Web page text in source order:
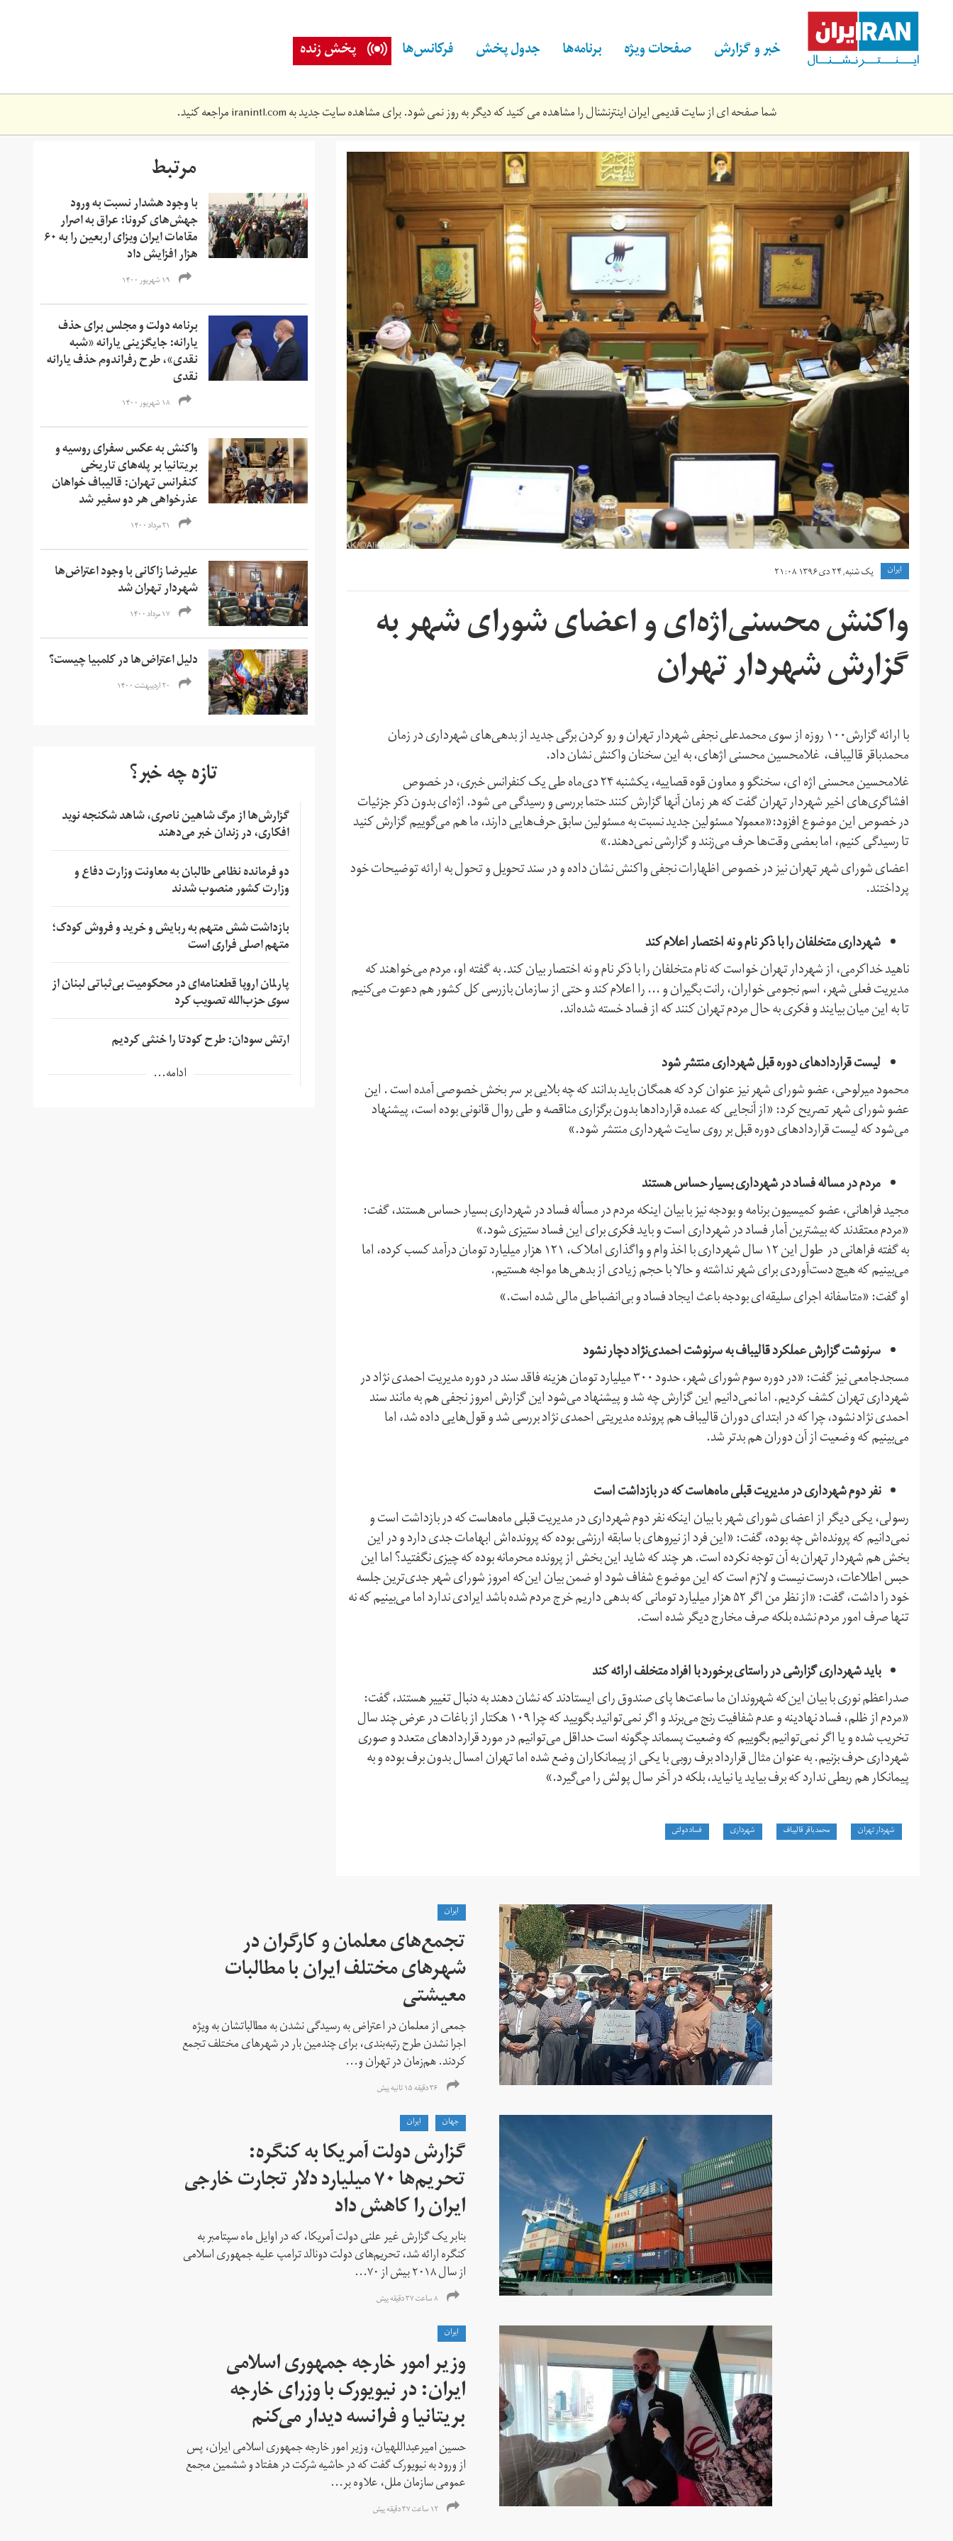
content خبر و گزارش صفحات ویژه برنامه‌ها جدول پخش فرکانس‌ها پخش زنده
شما صفحه ای از سایت قدیمی ایران اینترنشنال را مشاهده می کنید که دیگر به روز نمی شود. برای مشاهده سایت جدید بهiranintl.comمراجعه کنید.
415718_204.jpg
ايران یک شنبه, ۲۴ دی ۱۳۹۶ ۲۱:۰۸
واکنش محسنی‌اژه‌ای و اعضای شورای شهر به
گزارش شهردار تهران
با ارائه گزارش۱۰۰ روزه از سوی محمدعلی نجفی شهردار تهران و رو کردن برگی جدید از بدهی‌های شهرداری در زمان
محمدباقر قالیباف، غلامحسین محسنی اژهای، به این سخنان واکنش نشان داد.
غلامحسین محسنی اژه ای، سخنگو و معاون قوه قصاییه، یکشنبه ۲۴ دی‌ماه طی یک کنفرانس خبری، در خصوص
افشاگری‌های اخیر شهردار تهران گفت که هر زمان آنها گزارش کنند حتما بررسی و رسیدگی می شود. اژه‌ای بدون ذکر جزئیات
در خصوص این موضوع افزود:«معمولا مسئولین جدید نسبت به مسئولین سابق حرف‌هایی دارند، ما هم می‌گوییم گزارش کنید
تا رسیدگی کنیم، اما بعضی وقت‌ها حرف می‌زنند و گزارشی نمی‌دهند.»
اعضای شورای شهر تهران نیز در خصوص اظهارات نجفی واکنش نشان داده و در سند تحویل و تحول به ارائه توضیحات خود
پرداختند.
شهرداری متخلفان را با ذکر نام و نه اختصار اعلام کند
ناهید خداکرمی، از شهردار تهران خواست که نام متخلفان را با ذکر نام و نه اختصار بیان کند. به گفته او، مردم می‌خواهند که
مدیریت فعلی شهر، اسم نجومی خواران، رانت بگیران و ... را اعلام کند و حتی از سازمان بازرسی کل کشور هم دعوت می‌کنیم
تا به این میان بیایند و فکری به حال مردم تهران کنند که از فساد خسته شده‌اند.
لیست قراردادهای دوره قبل شهرداری منتشر شود
محمود میرلوحی، عضو شورای شهر نیز عنوان کرد که همگان باید بدانند که چه بلایی بر سر بخش خصوصی آمده است . این
عضو شورای شهر تصریح کرد: «از آنجایی که عمده قراردادها بدون برگزاری مناقصه و طی روال قانونی بوده است، پیشنهاد
می‌شود که لیست قراردادهای دوره قبل بر روی سایت شهرداری منتشر شود.»
مردم در مساله فساد در شهرداری بسیار حساس هستند
مجید فراهانی، عضو کمیسیون برنامه و بودجه نیز با بیان اینکه مردم در مسأله فساد در شهرداری بسیار حساس هستند، گفت:
«مردم معتقدند که بیشترین آمار فساد در شهرداری است و باید فکری برای این فساد ستیزی شود.»
به گفته فراهانی در طول این ۱۲ سال شهرداری با اخذ وام و واگذاری املاک، ۱۲۱ هزار میلیارد تومان درآمد کسب کرده، اما
می‌بینیم که هیچ دست‌آوردی برای شهر نداشته و حالا با حجم زیادی از بدهی‌ها مواجه هستیم.
او گفت: «متاسفانه اجرای سلیقه‌ای بودجه باعث ایجاد فساد و بی‌انضباطی مالی شده است.»
سرنوشت گزارش عملکرد قالیباف به سرنوشت احمدی‌نژاد دچار نشود
مسجدجامعی نیز گفت: «در دوره سوم شورای شهر، حدود ۳۰۰ میلیارد تومان هزینه فاقد سند در دوره مدیریت احمدی نژاد در
شهرداری تهران کشف کردیم. اما نمی‌دانیم این گزارش چه شد و پیشنهاد می‌شود این گزارش امروز نجفی هم به مانند سند
احمدی نژاد نشود، چرا که در ابتدای دوران قالیباف هم پرونده مدیریتی احمدی نژاد بررسی شد و قول‌هایی داده شد، اما
می‌بینیم که وضعیت از آن دوران هم بدتر شد.
نفر دوم شهرداری در مدیریت قبلی ماه‌هاست که در بازداشت است
رسولی، یکی دیگر از اعضای شورای شهر با بیان اینکه نفر دوم شهرداری در مدیریت قبلی ماه‌هاست که در بازداشت است و
نمی‌دانیم که پرونده‌اش چه بوده، گفت: «این فرد از نیروهای با سابقه ارزشی بوده که پرونده‌اش ابهامات جدی دارد و در این
بخش هم شهردار تهران به آن توجه نکرده است. هر چند که شاید این بخش از پرونده محرمانه بوده که چیزی نگفتید؟ اما این
حبس اطلاعات، درست نیست و لازم است که این موضوع شفاف شود او ضمن بیان این‌که امروز شورای شهر جدی‌ترین جلسه
خود را داشت، گفت: «از نظر من اگر ۵۲ هزار میلیارد تومانی که بدهی داریم خرج مردم شده باشد ایرادی ندارد اما می‌بینیم که نه
تنها صرف امور مردم نشده بلکه صرف مخارج دیگر شده است.
باید شهرداری گزارشی در راستای برخورد با افراد متخلف ارائه کند
صدراعظم نوری با بیان این‌که شهروندان ما ساعت‌ها پای صندوق رای ایستادند که نشان دهند به دنبال تغییر هستند، گفت:
«مردم از ظلم، فساد نهادینه و عدم شفافیت رنج می‌برند و اگر نمی‌توانید بگویید که چرا ۱۰۹ هکتار از باغات در عرض چند سال
تخریب شده و یا اگر نمی‌توانیم بگوییم که وضعیت پسماند چگونه است حداقل می‌توانیم در مورد قراردادهای متعدد و صوری
شهرداری حرف بزنیم. به عنوان مثال قرارداد برف روبی با یکی از پیمانکاران وضع شده اما تهران امسال بدون برف بوده و به
پیمانکار هم ربطی ندارد که برف بیاید یا نیاید، بلکه در آخر سال پولش را می‌گیرد.»
شهردار تهران محمدباقر قالیباف شهرداری فساد دولتی
مرتبط
با وجود هشدار نسبت به ورود
جهش‌‌های کرونا: عراق به اصرار
مقامات ایران ویزای اربعین را به ۶۰
هزار افزایش داد
۱۹ شهریور ۱۴۰۰
برنامه‌ دولت و مجلس برای حذف
یارانه: جایگزینی یارانه «شبه
نقدی»، طرح رفراندوم حذف یارانه‌
نقدی
۱۸ شهریور ۱۴۰۰
واکنش‌‌ به عکس سفرای روسیه و
بریتانیا بر پله‌‌های تاریخی
کنفرانس تهران: قالیباف خواهان
عذرخواهی هر دو سفیر شد
۲۱ مرداد ۱۴۰۰
علیرضا زاکانی با وجود اعتراض‌ها
شهردار تهران شد
۱۷ مرداد ۱۴۰۰
دلیل اعتراض‌ها در کلمبیا چیست؟
۲۰ اردیبهشت ۱۴۰۰
تازه چه خبر؟
گزارش‌ها از مرگ شاهین ناصری، شاهد شکنجه نوید
افکاری، در زندان خبر می‌دهند
دو فرمانده نظامی طالبان به معاونت وزارت دفاع و
وزارت کشور منصوب شدند
بازداشت شش متهم به ربایش و خرید و فروش کودک؛
متهم اصلی فراری است
پارلمان اروپا قطعنامه‌ای در محکومیت بی‌ثباتی لبنان از
سوی حزب‌الله تصویب کرد
ارتش سودان: طرح کودتا را خنثی کردیم
ادامه...
ايران
تجمع‌های معلمان و کارگران در
شهرهای مختلف ایران با مطالبات
معیشتی
جمعی از معلمان در اعتراض به رسیدگی نشدن به مطالباتشان به ویژه
اجرا نشدن طرح رتبه‌بندی، برای چندمین بار در شهرهای مختلف تجمع
کردند. هم‌زمان در تهران و...
۳۶ دقیقه ۱۵ ثانیه پیش
جهان
ايران
گزارش دولت آمریکا به کنگره:
تحریم‌ها ۷۰ میلیارد دلار تجارت خارجی
ایران را کاهش داد
بنابر یک گزارش غیر علنی دولت آمریکا، که در اوایل ماه سپتامبر به
کنگره ارائه شد، تحریم‌های دولت دونالد ترامپ علیه جمهوری اسلامی
از سال ۲۰۱۸ بیش از ۷۰...
۸ ساعت ۳۷ دقیقه پیش
ايران
وزیر امور خارجه جمهوری اسلامی
ایران: در نیویورک با وزرای خارجه
بریتانیا و فرانسه دیدار می‌کنم
حسین امیرعبداللهیان، وزیر امور خارجه جمهوری اسلامی ایران، پس
از ورود به نیویورک گفت که در حاشیه شرکت در هفتاد و ششمین مجمع
عمومی سازمان ملل، علاوه بر...
۱۲ ساعت ۳۷ دقیقه پیش